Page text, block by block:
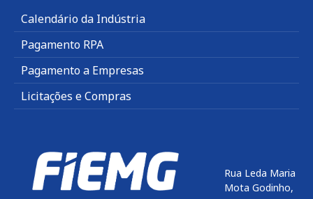
Calendário da Indústria
Pagamento RPA
Pagamento a Empresas
Licitações e Compras
Rua Leda Maria
Mota Godinho,